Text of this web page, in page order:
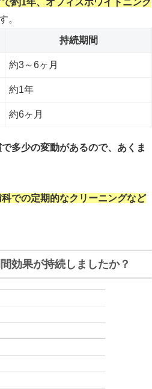
。
持続期間
約3～6ヶ月
約1年
約6ヶ月
多少の変動があるので、あくま
での定期的なクリーニングなど
効果が持続しましたか？